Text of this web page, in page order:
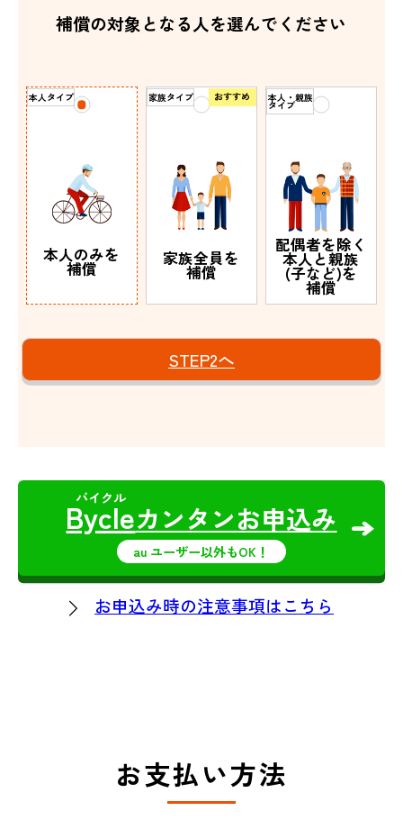
補償の対象となる人を選んでください
本人タイプ
本人のみを
補償
家族タイプ おすすめ
家族全員を
補償
本人・親族
タイプ
配偶者を除く
本人と親族
(子など)を
補償
STEP2へ
Bycleカンタンお申込み
au ユーザー以外もOK！
お申込み時の注意事項はこちら
お支払い方法